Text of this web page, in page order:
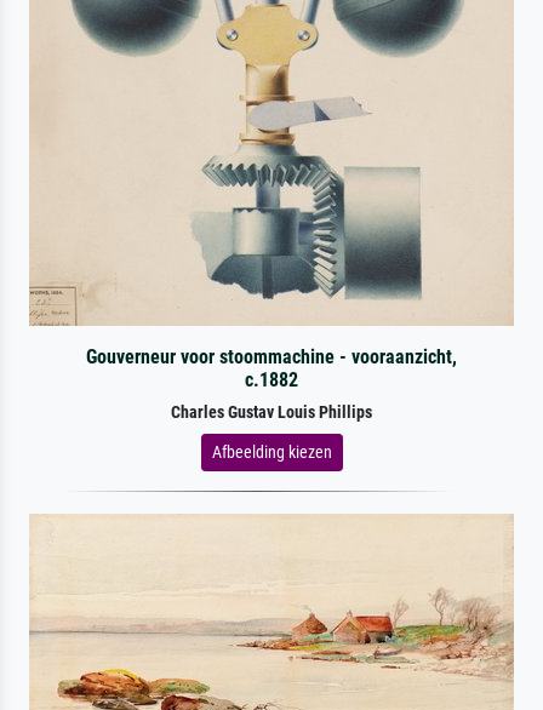
Gouverneur voor stoommachine - vooraanzicht,
c.1882
Charles Gustav Louis Phillips
Afbeelding kiezen